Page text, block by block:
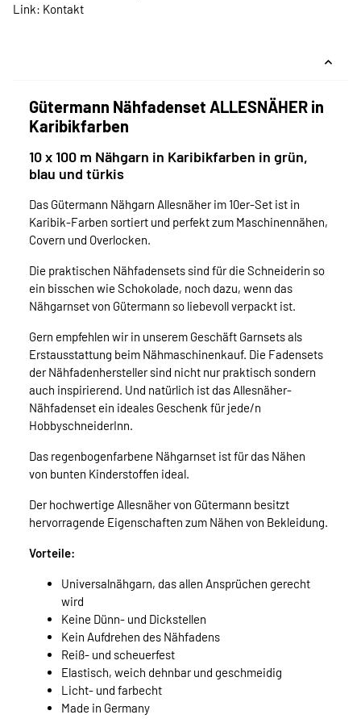
Link: Kontakt
Gütermann Nähfadenset ALLESNÄHER in
Karibikfarben
10 x 100 m Nähgarn in Karibikfarben in grün,
blau und türkis
Das Gütermann Nähgarn Allesnäher im 10er-Set ist in
Karibik-Farben sortiert und perfekt zum Maschinennähen,
Covern und Overlocken.
Die praktischen Nähfadensets sind für die Schneiderin so
ein bisschen wie Schokolade, noch dazu, wenn das
Nähgarnset von Gütermann so liebevoll verpackt ist.
Gern empfehlen wir in unserem Geschäft Garnsets als
Erstausstattung beim Nähmaschinenkauf. Die Fadensets
der Nähfadenhersteller sind nicht nur praktisch sondern
auch inspirierend. Und natürlich ist das Allesnäher-
Nähfadenset ein ideales Geschenk für jede/n
HobbyschneiderInn.
Das regenbogenfarbene Nähgarnset ist für das Nähen
von bunten Kinderstoffen ideal.
Der hochwertige Allesnäher von Gütermann besitzt
hervorragende Eigenschaften zum Nähen von Bekleidung.
Vorteile:
Universalnähgarn, das allen Ansprüchen gerecht
wird
Keine Dünn- und Dickstellen
Kein Aufdrehen des Nähfadens
Reiß- und scheuerfest
Elastisch, weich dehnbar und geschmeidig
Licht- und farbecht
Made in Germany